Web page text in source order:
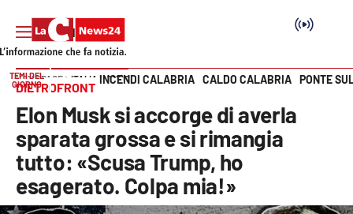
Cronaca
Politica
Vai
TEMI DEL
GIORNO
INCENDI CALABRIA CALDO CALABRIA PONTE
HOME PAGE ITALIA MONDO
DIETROFRONT
Elon Musk si accorge di averla
sparata grossa e si rimangia
tutto: «Scusa Trump, ho
esagerato. Colpa mia!»